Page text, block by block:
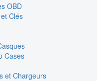
OBD
Clés
Cases
et Chargeurs